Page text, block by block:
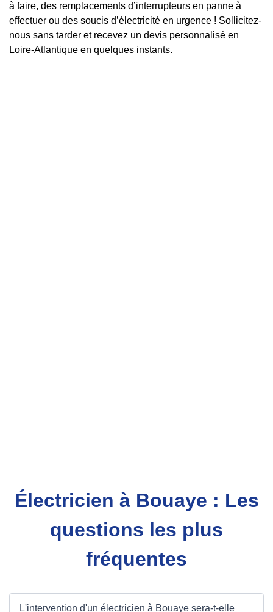
à faire, des remplacements d’interrupteurs en panne à
effectuer ou des soucis d’électricité en urgence ! Sollicitez-
nous sans tarder et recevez un devis personnalisé en
Loire-Atlantique en quelques instants.
Électricien à Bouaye : Les
questions les plus
fréquentes
L'intervention d'un électricien à Bouaye sera-t-elle